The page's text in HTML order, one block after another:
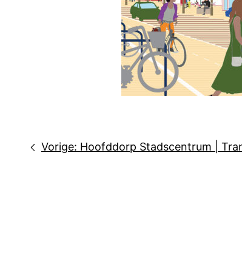
Bericht
Vorige: Hoofddorp Stadscentrum |